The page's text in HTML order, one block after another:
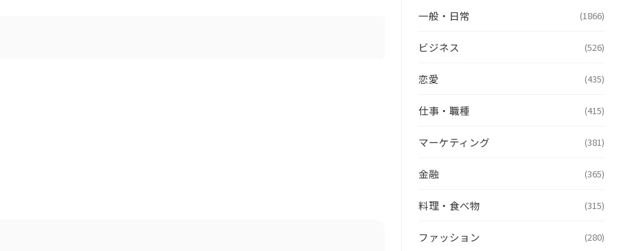
一般・日常 (1866)
ビジネス (526)
恋愛 (435)
仕事・職種 (415)
マーケティング (381)
金融 (365)
料理・食べ物 (315)
ファッション (280)